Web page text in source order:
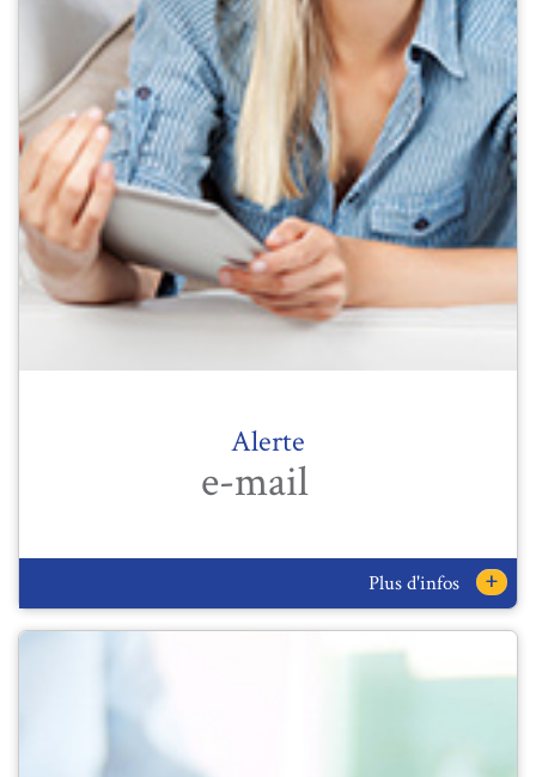
Alerte
e-mail
Plus d'infos +